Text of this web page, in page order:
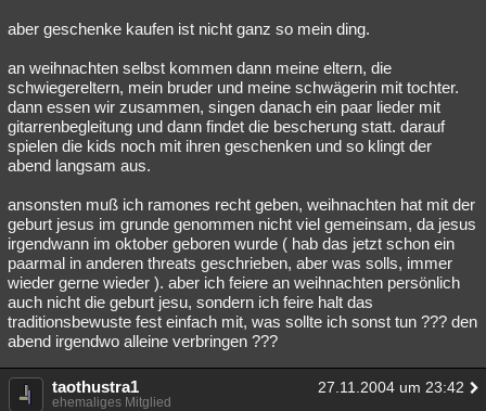
aber geschenke kaufen ist nicht ganz so mein ding.
an weihnachten selbst kommen dann meine eltern, die
schwiegereltern, mein bruder und meine schwägerin mit tochter.
dann essen wir zusammen, singen danach ein paar lieder mit
gitarrenbegleitung und dann findet die bescherung statt. darauf
spielen die kids noch mit ihren geschenken und so klingt der
abend langsam aus.
ansonsten muß ich ramones recht geben, weihnachten hat mit der
geburt jesus im grunde genommen nicht viel gemeinsam, da jesus
irgendwann im oktober geboren wurde ( hab das jetzt schon ein
paarmal in anderen threats geschrieben, aber was solls, immer
wieder gerne wieder ). aber ich feiere an weihnachten persönlich
auch nicht die geburt jesu, sondern ich feire halt das
traditionsbewuste fest einfach mit, was sollte ich sonst tun ??? den
abend irgendwo alleine verbringen ???
taothustra1 27.11.2004 um 23:42
ehemaliges Mitglied